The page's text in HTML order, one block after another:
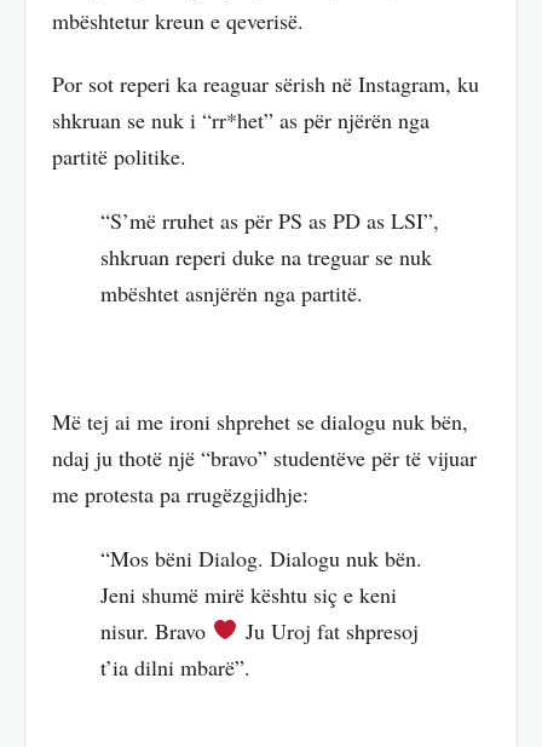
mbështetur kreun e qeverisë.
Por sot reperi ka reaguar sërish në Instagram, ku
shkruan se nuk i “rr*het” as për njërën nga
partitë politike.
“S’më rruhet as për PS as PD as LSI”,
shkruan reperi duke na treguar se nuk
mbështet asnjërën nga partitë.
Më tej ai me ironi shprehet se dialogu nuk bën,
ndaj ju thotë një “bravo” studentëve për të vijuar
me protesta pa rrugëzgjidhje:
“Mos bëni Dialog. Dialogu nuk bën.
Jeni shumë mirë kështu siç e keni
nisur. Bravo
Ju Uroj fat shpresoj
t’ia dilni mbarë”.